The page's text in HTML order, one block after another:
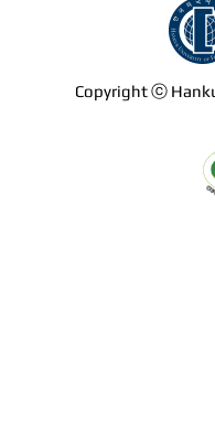
Copyright ⓒ